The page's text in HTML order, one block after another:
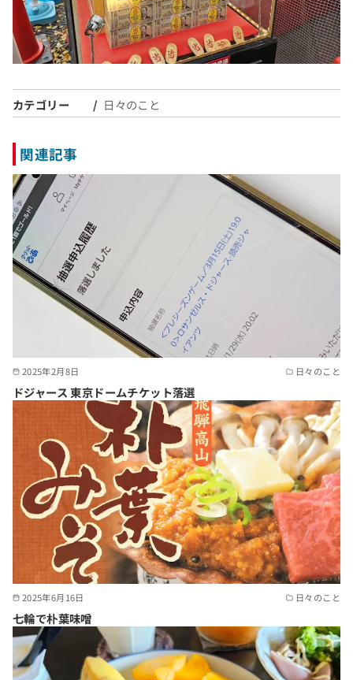
カテゴリー 日々のこと
関連記事
2025年2月8日 日々のこと
ドジャース 東京ドームチケット落選
2025年6月16日 日々のこと
七輪で朴葉味噌